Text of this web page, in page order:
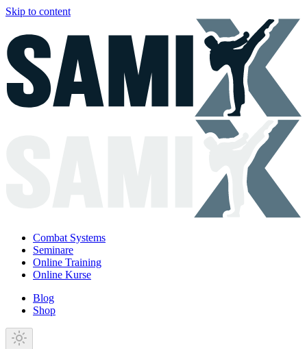
Skip to content
Combat Systems
Seminare
Online Training
Online Kurse
Blog
Shop